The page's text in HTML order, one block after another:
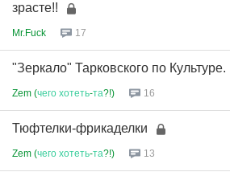
зрасте!!
Mr.Fuck 17
"Зеркало" Тарковского по Культуре.
Zem (чего хотеть-та?!) 16
Тюфтелки-фрикаделки
Zem (чего хотеть-та?!) 13